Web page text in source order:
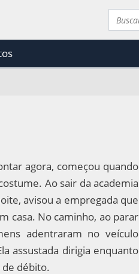
agora, começou quando
Ao sair da academia
avisou a empregada que
casa. No caminho, ao parar
adentraram no veículo
assustada dirigia enquanto
de débito.